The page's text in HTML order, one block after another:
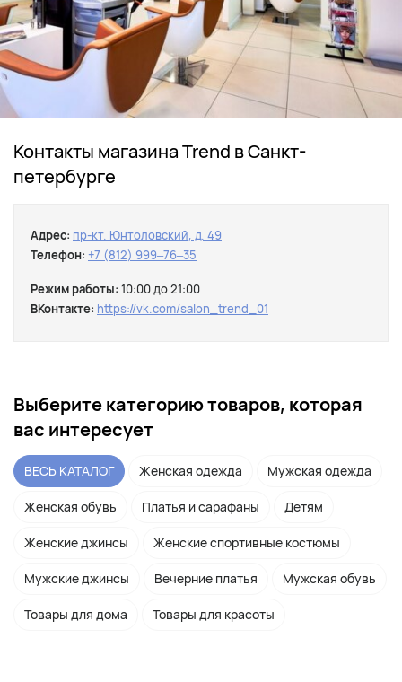
Контакты магазина Trend в Санкт-
петербурге
Адрес: пр-кт. Юнтоловский, д. 49
Телефон: +7 (812) 999‒76‒35
Режим работы: 10:00 до 21:00
ВКонтакте: https://vk.com/salon_trend_01
Выберите категорию товаров, которая
вас интересует
ВЕСЬ КАТАЛОГ Женская одежда Мужская одежда
Женская обувь Платья и сарафаны Детям
Женские джинсы Женские спортивные костюмы
Мужские джинсы Вечерние платья Мужская обувь
Товары для дома Товары для красоты